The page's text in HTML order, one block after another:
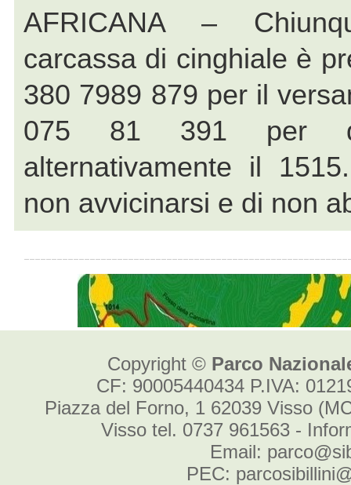
Copyright © Parco
CF: 90005440434 P.IVA:
Piazza del Forno, 1 62039 Visso
Visso tel. 0737 961563 -
Email:
PEC: